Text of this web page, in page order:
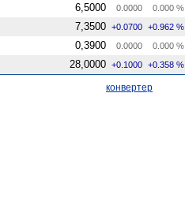
6,5000 0.0000 0.000 %
7,3500 +0.0700 +0.962 %
0,3900 0.0000 0.000 %
28,0000 +0.1000 +0.358 %
конвертер